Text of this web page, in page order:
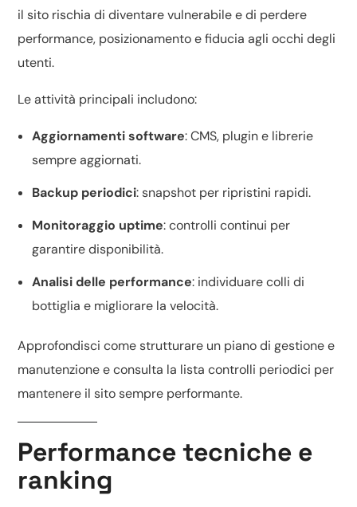
il sito rischia di diventare vulnerabile e di perdere
performance, posizionamento e fiducia agli occhi degli
utenti.
Le attività principali includono:
Aggiornamenti software: CMS, plugin e librerie
sempre aggiornati.
Backup periodici: snapshot per ripristini rapidi.
Monitoraggio uptime: controlli continui per
garantire disponibilità.
Analisi delle performance: individuare colli di
bottiglia e migliorare la velocità.
Approfondisci come strutturare un piano digestione e
manutenzionee consulta la lista controlli periodici per
mantenere il sito sempre performante.
Performance tecniche e
ranking